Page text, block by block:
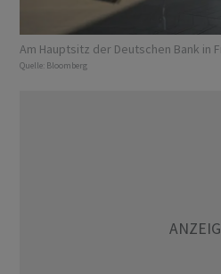
Am Hauptsitz der Deutschen Bank in
Quelle: Bloomberg